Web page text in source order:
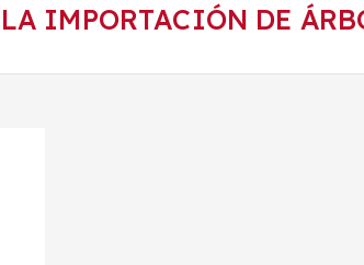
IMPORTACIÓN DE